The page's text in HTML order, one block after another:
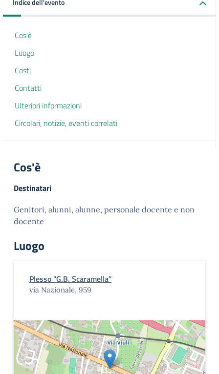
Indice dell'evento
Cos'è
Luogo
Costi
Contatti
Ulteriori informazioni
Circolari, notizie, eventi correlati
Cos'è
Destinatari
Genitori, alunni, alunne, personale docente e non
docente
Luogo
Plesso "G.B. Scaramella"
via Nazionale, 959